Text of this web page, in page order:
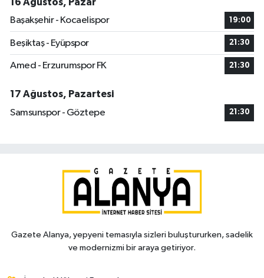
16 Ağustos, Pazar
Başakşehir - Kocaelispor
19:00
Beşiktaş - Eyüpspor 21:30
Amed - Erzurumspor FK 21:30
17 Ağustos, Pazartesi
Samsunspor - Göztepe
21:30
Gazete Alanya, yepyeni temasıyla sizleri buluştururken, sadelik
ve modernizmi bir araya getiriyor.